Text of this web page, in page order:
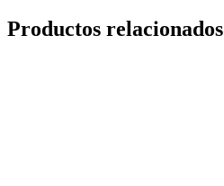
Productos relacionados